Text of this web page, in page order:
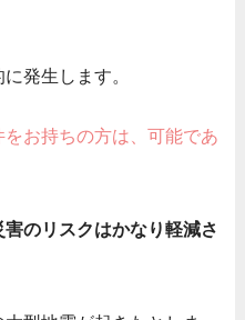
発生します。
をお持ちの方は、可能であ
のリスクはかなり軽減さ